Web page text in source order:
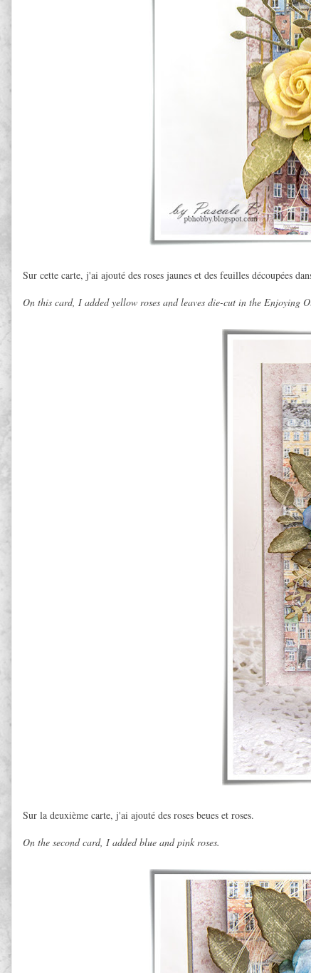
Sur cette carte, j'ai ajouté des roses jaunes et des feuilles découpées
On this card, I added yellow roses and leaves die-cut in the Enjoying
Sur la deuxième carte, j'ai ajouté des roses beues et roses.
On the second card, I added blue and pink roses.